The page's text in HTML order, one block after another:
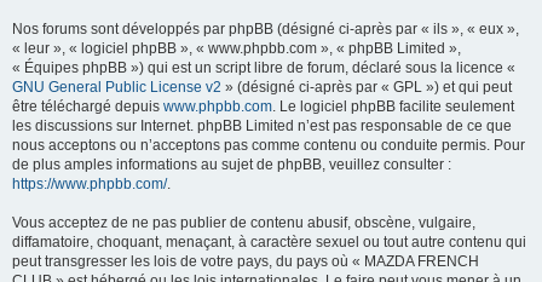
Nos forums sont développés par phpBB (désigné ci-après par « ils », « eux »,
« leur », « logiciel phpBB », « www.phpbb.com », « phpBB Limited »,
« Équipes phpBB ») qui est un script libre de forum, déclaré sous la licence «
GNU General Public License v2 » (désigné ci-après par « GPL ») et qui peut
être téléchargé depuis www.phpbb.com . Le logiciel phpBB facilite seulement
les discussions sur Internet. phpBB Limited n’est pas responsable de ce que
nous acceptons ou n’acceptons pas comme contenu ou conduite permis. Pour
de plus amples informations au sujet de phpBB, veuillez consulter :
https://www.phpbb.com/.
Vous acceptez de ne pas publier de contenu abusif, obscène, vulgaire,
diffamatoire, choquant, menaçant, à caractère sexuel ou tout autre contenu qui
peut transgresser les lois de votre pays, du pays où « MAZDA FRENCH